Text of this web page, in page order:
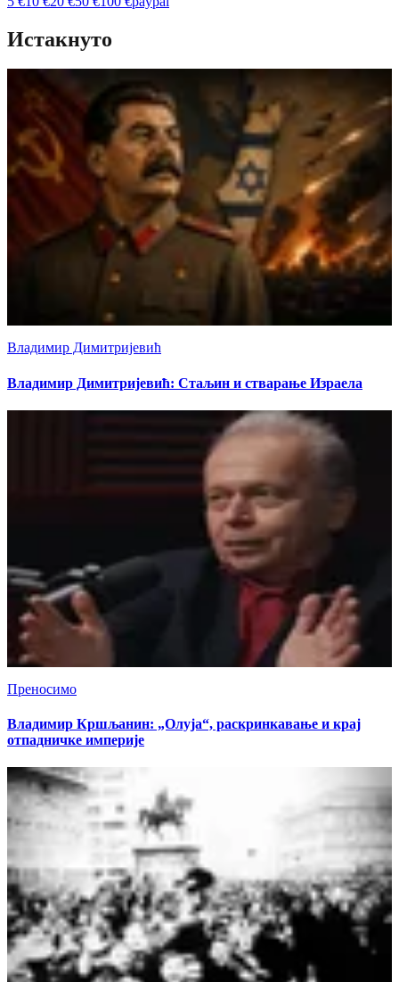
Истакнуто
Владимир Димитријевић
Владимир Димитријевић: Стаљин и стварање Израела
Преносимо
Владимир Кршљанин: „Олуја“, раскринкавање и крај
отпадничке империје